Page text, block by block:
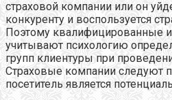
страховой компании или он
конкуренту и воспользуется
Поэтому квалифицированные
учитывают психологию
групп клиентуры при
Страховые компании следуют
посетитель является